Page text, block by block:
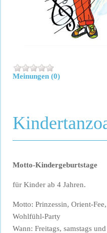
Meinungen (0)
Motto-Kindergeburtstage
für Kinder ab 4 Jahren.
Motto: Prinzessin, Orient-
Wohlfühl-Party
Wann: Freitags, samstags